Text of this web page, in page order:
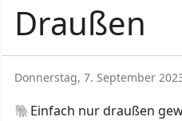
Draußen
Donnerstag, 7. September
🐘Einfach nur draußen